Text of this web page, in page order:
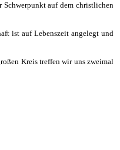
auf dem christlichen
ist auf Lebenszeit angelegt und
Kreis treffen wir uns zweimal